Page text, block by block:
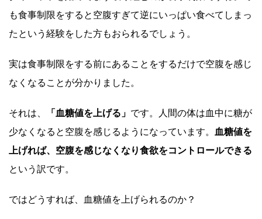
も食事制限をすると空腹すぎて逆にいっぱい食べてしまっ
たという経験をした方もおられるでしょう。
実は食事制限をする前にあることをするだけで空腹を感じ
なくなることが分かりました。
それは、 「血糖値を上げる」 です。人間の体は血中に糖が
少なくなると空腹を感じるようになっています。
血糖値を
上げれば、空腹を感じなくなり食欲をコントロールできる
という訳です。
ではどうすれば、血糖値を上げられるのか？